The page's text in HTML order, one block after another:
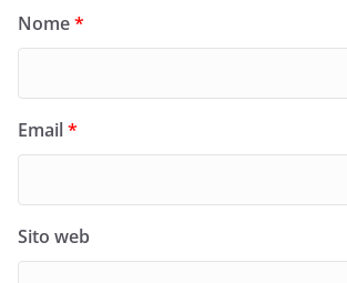
Nome*
Email*
Sito web